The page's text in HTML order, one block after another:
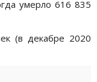
умерло 616 835
(в декабре 2020